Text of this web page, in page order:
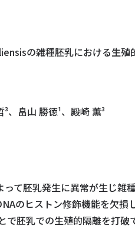
の雑種胚乳における生殖
、畠山 勝徳¹、殿崎 薫³
て胚乳発生に異常が生じ雑
のヒストン修飾機能を欠
胚乳での生殖的隔離を打破